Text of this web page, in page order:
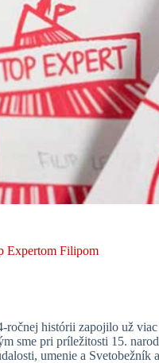
Expertom Filipom
ročnej histórii zapojilo už
sme pri príležitosti 15.
umenie a Svetobežník